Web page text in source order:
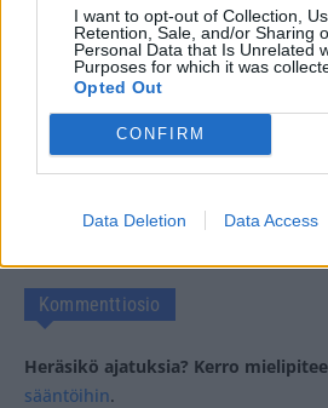
I want to opt-out of Collection,
Retention, Sale, and/or Sharing
Personal Data that Is Unrelated
Purposes for which it was
Opted Out
CONFIRM
Data Deletion Data Access
Kommenttiosio
Heräsikö ajatuksia? Kerro
sääntöihin.